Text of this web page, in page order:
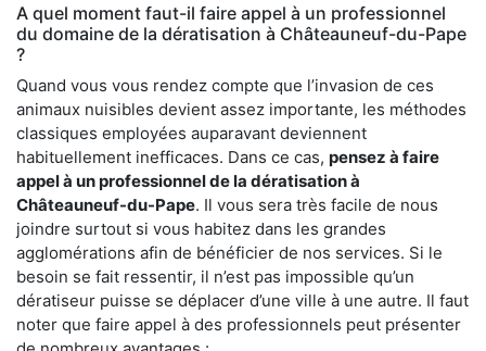
A quel moment faut-il faire appel à un professionnel
du domaine de la dératisation à Châteauneuf-du-Pape
?
Quand vous vous rendez compte que l’invasion de ces
animaux nuisibles devient assez importante, les méthodes
classiques employées auparavant deviennent
habituellement inefficaces. Dans ce cas, pensez à faire
appel à un professionnel de la dératisation à
Châteauneuf-du-Pape. Il vous sera très facile de nous
joindre surtout si vous habitez dans les grandes
agglomérations afin de bénéficier de nos services. Si le
besoin se fait ressentir, il n’est pas impossible qu’un
dératiseur puisse se déplacer d’une ville à une autre. Il faut
noter que faire appel à des professionnels peut présenter